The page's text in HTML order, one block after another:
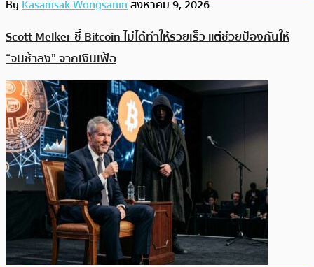
ByKasamsak Wongsaninสิงหาคม 9, 2026
Scott Melker ชี้ Bitcoin ไม่ได้ทำให้รวยเร็ว แต่ช่วยป้องกันให้
“จนช้าลง” จากเงินเฟ้อ